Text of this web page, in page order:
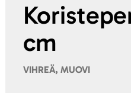
cm
VIHREÄ, MUOVI